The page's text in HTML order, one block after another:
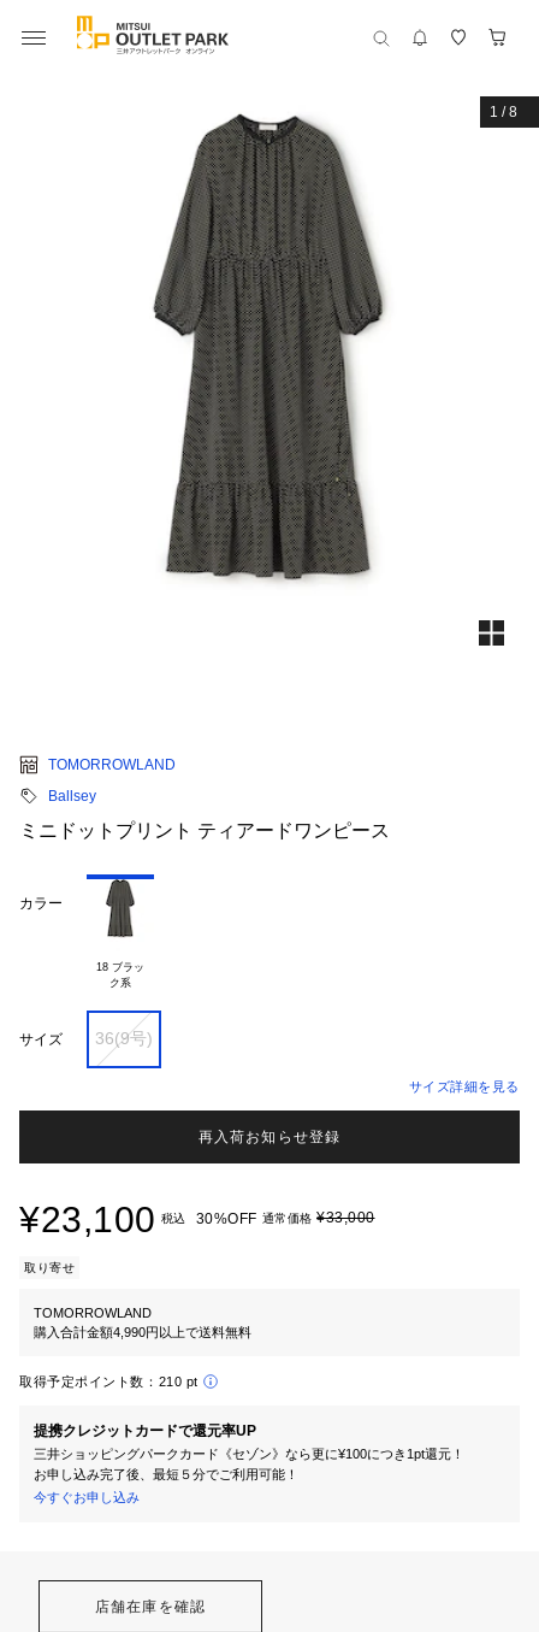
1 /8
TOMORROWLAND
Ballsey
ミニドットプリント ティアードワンピース
カラー
18 ブラッ
サイズ 36(9号)
サイズ詳細を見る
再入荷お知らせ登録
¥23,100 税込 30%OFF 通常価格 ¥33,000
取り寄せ
TOMORROWLAND
購入合計金額4,990円以上で送料無料
取得予定ポイント数： 210 pt
提携クレジットカードで還元率UP
三井ショッピングパークカード《セゾン》なら更に¥100につき1pt還元！
お申し込み完了後、最短５分でご利用可能！
今すぐお申し込み
店舗在庫を確認